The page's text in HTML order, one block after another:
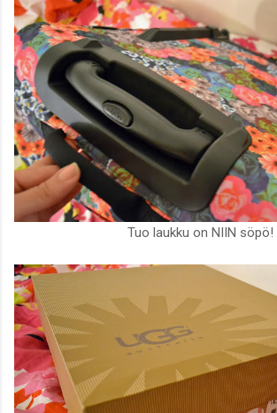
Tuo laukku on NIIN söpö!